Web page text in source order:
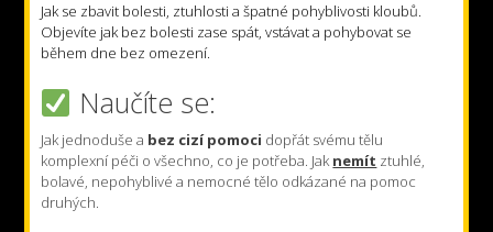
Jak se zbavit bolesti, ztuhlosti a špatné pohyblivosti kloubů.
Objevíte jak bez bolesti zase spát, vstávat a pohybovat se
během dne bez omezení.
Naučíte se:
Jak jednoduše a bez cizí pomoci dopřát svému tělu
komplexní péči o všechno, co je potřeba. Jak nemít ztuhlé,
bolavé, nepohyblivé a nemocné tělo odkázané na pomoc
druhých.